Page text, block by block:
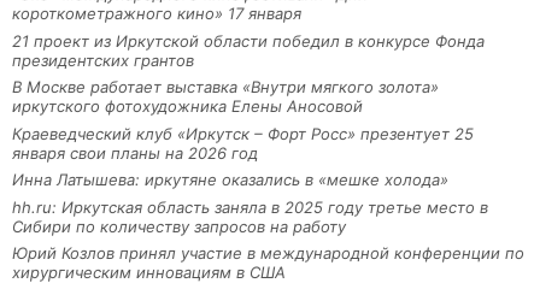
короткометражного кино» 17 января
21 проект из Иркутской области победил в конкурсе Фонда
президентских грантов
В Москве работает выставка «Внутри мягкого золота»
иркутского фотохудожника Елены Аносовой
Краеведческий клуб «Иркутск – Форт Росс» презентует 25
января свои планы на 2026 год
Инна Латышева: иркутяне оказались в «мешке холода»
hh.ru: Иркутская область заняла в 2025 году третье место в
Сибири по количеству запросов на работу
Юрий Козлов принял участие в международной конференции по
хирургическим инновациям в США